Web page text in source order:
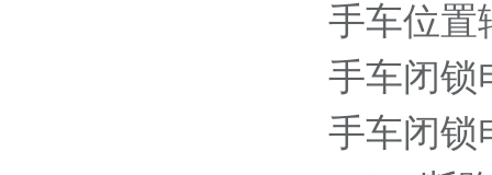
手车位置
手车闭锁
手车闭锁